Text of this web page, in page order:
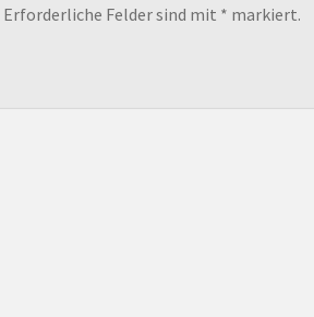
Erforderliche Felder sind mit * markiert.